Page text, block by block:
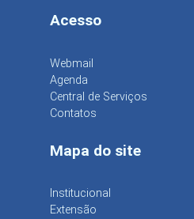
Acesso
Webmail
Agenda
Central de Serviços
Contatos
Mapa do site
Institucional
Extensão